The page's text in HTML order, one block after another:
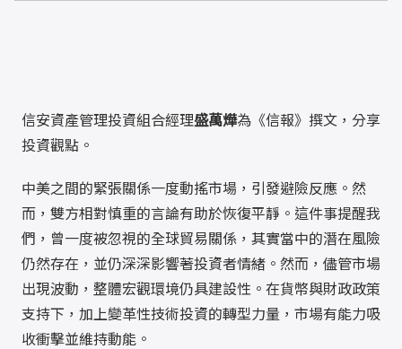
信安資產管理投資組合經理盛萬燁為《信報》撰文，分享
投資觀點。
中美之間的緊張關係一度動搖市場，引發避險反應。然
而，雙方相對慎重的言論有助於恢復平靜。這件事提醒我
們，曾一度被忽視的全球貿易關係，其實當中的潛在風險
仍然存在，並仍深深影響著投資者情緒。然而，儘管市場
出現波動，整體宏觀環境仍具建設性。在貨幣與財政政策
支持下，加上變革性技術投資的轉型力量，市場有能力吸
收衝擊並維持動能。